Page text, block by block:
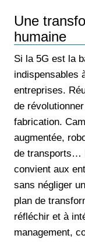
Une
humaine
Si la 5G est la
indispensables
entreprises.
de
fabrication.
augmentée,
de transports…
convient aux
sans négliger
plan de
réfléchir et à
management,